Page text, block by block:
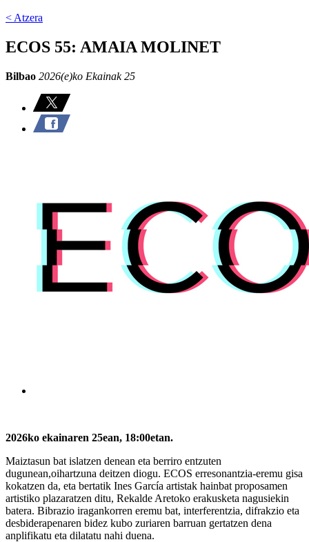
< Atzera
ECOS 55: AMAIA MOLINET
Bilbao 2026(e)ko Ekainak 25
2026ko ekainaren 25ean, 18:00etan.
Maiztasun bat islatzen denean eta berriro entzuten
dugunean,oihartzuna deitzen diogu. ECOS erresonantzia-eremu gisa
kokatzen da, eta bertatik Ines García artistak hainbat proposamen
artistiko plazaratzen ditu, Rekalde Aretoko erakusketa nagusiekin
batera. Bibrazio iragankorren eremu bat, interferentzia, difrakzio eta
desbiderapenaren bidez kubo zuriaren barruan gertatzen dena
anplifikatu eta dilatatu nahi duena.